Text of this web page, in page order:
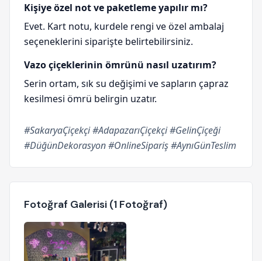
Kişiye özel not ve paketleme yapılır mı?
Evet. Kart notu, kurdele rengi ve özel ambalaj
seçeneklerini siparişte belirtebilirsiniz.
Vazo çiçeklerinin ömrünü nasıl uzatırım?
Serin ortam, sık su değişimi ve sapların çapraz
kesilmesi ömrü belirgin uzatır.
#SakaryaÇiçekçi #AdapazarıÇiçekçi #GelinÇiçeği
#DüğünDekorasyon #OnlineSipariş #AynıGünTeslim
Fotoğraf Galerisi (1 Fotoğraf)